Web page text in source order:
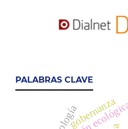
PALABRAS CLAVE
gobernanza